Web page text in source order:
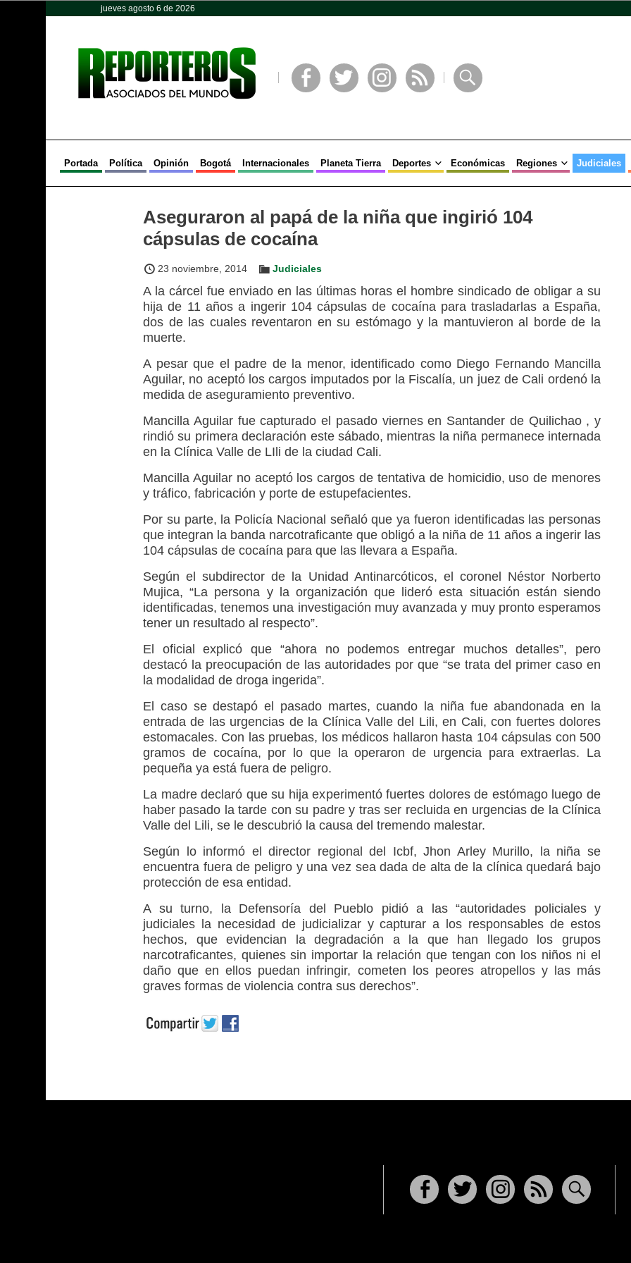
jueves agosto 6 de 2026
Portada Política Opinión Bogotá Internacionales Planeta Tierra Deportes Económicas Regiones Judiciales
Aseguraron al papá de la niña que ingirió 104
cápsulas de cocaína
23 noviembre, 2014 Judiciales
A la cárcel fue enviado en las últimas horas el hombre sindicado de obligar a su
hija de 11 años a ingerir 104 cápsulas de cocaína para trasladarlas a España,
dos de las cuales reventaron en su estómago y la mantuvieron al borde de la
muerte.
A pesar que el padre de la menor, identificado como Diego Fernando Mancilla
Aguilar, no aceptó los cargos imputados por la Fiscalía, un juez de Cali ordenó la
medida de aseguramiento preventivo.
Mancilla Aguilar fue capturado el pasado viernes en Santander de Quilichao , y
rindió su primera declaración este sábado, mientras la niña permanece internada
en la Clínica Valle de LIli de la ciudad Cali.
Mancilla Aguilar no aceptó los cargos de tentativa de homicidio, uso de menores
y tráfico, fabricación y porte de estupefacientes.
Por su parte, la Policía Nacional señaló que ya fueron identificadas las personas
que integran la banda narcotraficante que obligó a la niña de 11 años a ingerir las
104 cápsulas de cocaína para que las llevara a España.
Según el subdirector de la Unidad Antinarcóticos, el coronel Néstor Norberto
Mujica, “La persona y la organización que lideró esta situación están siendo
identificadas, tenemos una investigación muy avanzada y muy pronto esperamos
tener un resultado al respecto”.
El oficial explicó que “ahora no podemos entregar muchos detalles”, pero
destacó la preocupación de las autoridades por que “se trata del primer caso en
la modalidad de droga ingerida”.
El caso se destapó el pasado martes, cuando la niña fue abandonada en la
entrada de las urgencias de la Clínica Valle del Lili, en Cali, con fuertes dolores
estomacales. Con las pruebas, los médicos hallaron hasta 104 cápsulas con 500
gramos de cocaína, por lo que la operaron de urgencia para extraerlas. La
pequeña ya está fuera de peligro.
La madre declaró que su hija experimentó fuertes dolores de estómago luego de
haber pasado la tarde con su padre y tras ser recluida en urgencias de la Clínica
Valle del Lili, se le descubrió la causa del tremendo malestar.
Según lo informó el director regional del Icbf, Jhon Arley Murillo, la niña se
encuentra fuera de peligro y una vez sea dada de alta de la clínica quedará bajo
protección de esa entidad.
A su turno, la Defensoría del Pueblo pidió a las “autoridades policiales y
judiciales la necesidad de judicializar y capturar a los responsables de estos
hechos, que evidencian la degradación a la que han llegado los grupos
narcotraficantes, quienes sin importar la relación que tengan con los niños ni el
daño que en ellos puedan infringir, cometen los peores atropellos y las más
graves formas de violencia contra sus derechos”.
Opinión Política